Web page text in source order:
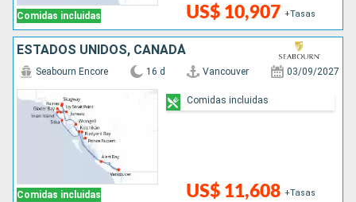
Comidas incluidas US$ 10,907 +Tasas
ESTADOS UNIDOS, CANADÁ
Comidas incluidas
Seabourn Encore 16 d Vancouver 03/09/2027
US$ 11,608 +Tasas
Comidas incluidas